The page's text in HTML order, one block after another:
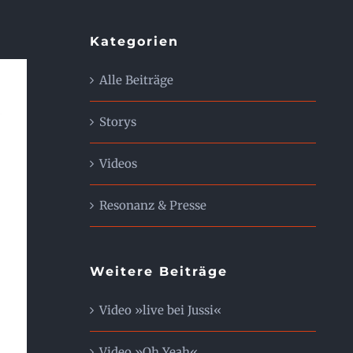
Kategorien
Alle Beiträge
Storys
Videos
Resonanz & Presse
Weitere Beiträge
Video »live bei Jussi«